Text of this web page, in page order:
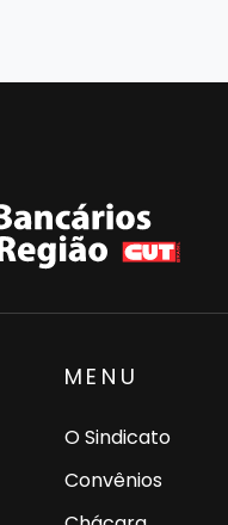
MENU
O Sindicato
Convênios